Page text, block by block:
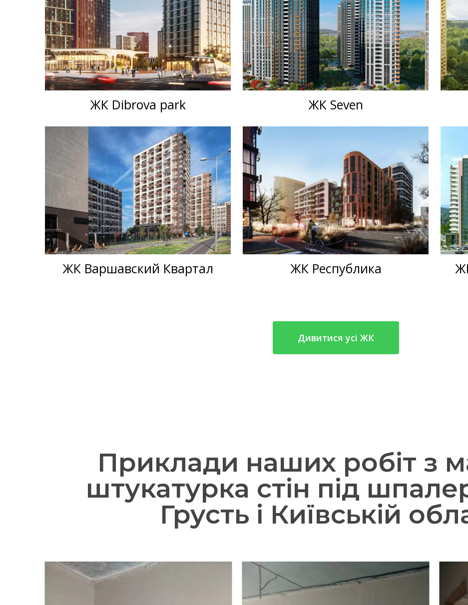
ЖК Dibrova park ЖК Seven
ЖК Варшавский Квартал ЖК Республика
Дивитися усі ЖК
Приклади наших робіт з
штукатурка стін під
Грусть і Київській